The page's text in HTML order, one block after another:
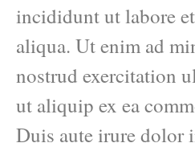
incididunt ut labore
aliqua. Ut enim ad
nostrud exercitation
ut aliquip ex ea
Duis aute irure dolor